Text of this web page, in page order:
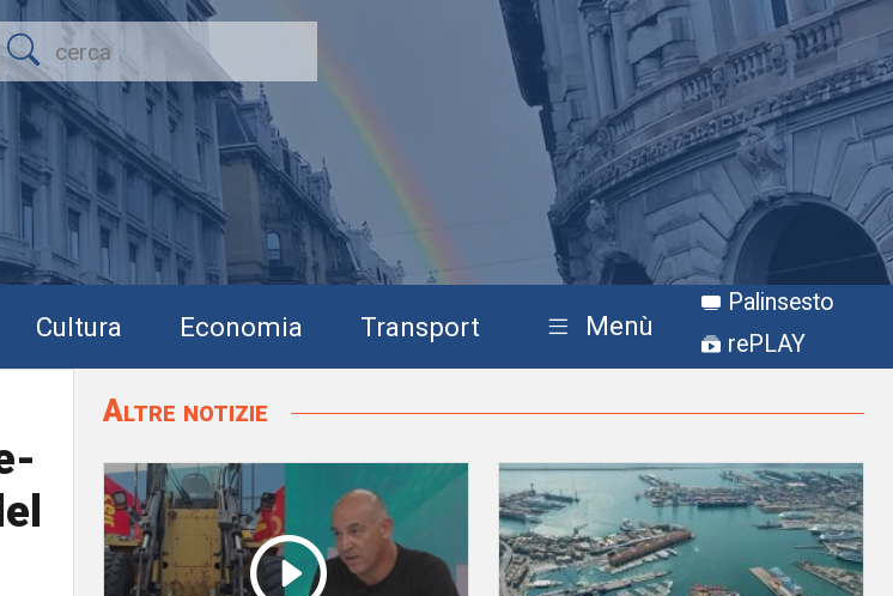
Cultura Economia Transport Menù
Palinsesto
rePLAY
Altre notizie